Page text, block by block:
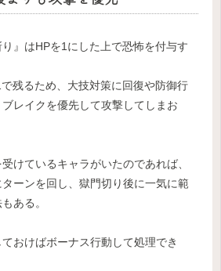
』はHPを1にした上で恐怖を付与す
残るため、大技対策に回復や防御行
レイクを優先して攻撃してしまお
けているキャラがいたのであれば、
ーンを回し、獄門切り後に一気に範
ある。
おけばボーナス行動して処理でき